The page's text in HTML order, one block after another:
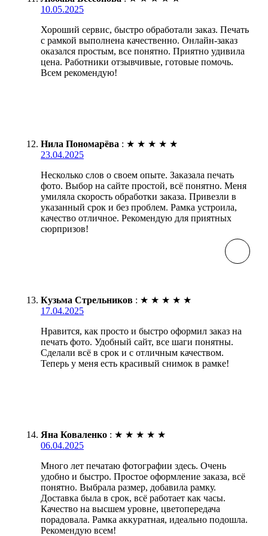
10.05.2025
Хороший сервис, быстро обработали заказ. Печать
с рамкой выполнена качественно. Онлайн-заказ
оказался простым, все понятно. Приятно удивила
цена. Работники отзывчивые, готовые помочь.
Всем рекомендую!
Нила Пономарёва : ★ ★ ★ ★ ★
23.04.2025
Несколько слов о своем опыте. Заказала печать
фото. Выбор на сайте простой, всё понятно. Меня
умиляла скорость обработки заказа. Привезли в
указанный срок и без проблем. Рамка устроила,
качество отличное. Рекомендую для приятных
сюрпризов!
Кузьма Стрельников : ★ ★ ★ ★ ★
17.04.2025
Нравится, как просто и быстро оформил заказ на
печать фото. Удобный сайт, все шаги понятны.
Сделали всё в срок и с отличным качеством.
Теперь у меня есть красивый снимок в рамке!
Яна Коваленко : ★ ★ ★ ★ ★
06.04.2025
Много лет печатаю фотографии здесь. Очень
удобно и быстро. Простое оформление заказа, всё
понятно. Выбрала размер, добавила рамку.
Доставка была в срок, всё работает как часы.
Качество на высшем уровне, цветопередача
порадовала. Рамка аккуратная, идеально подошла.
Рекомендую всем!